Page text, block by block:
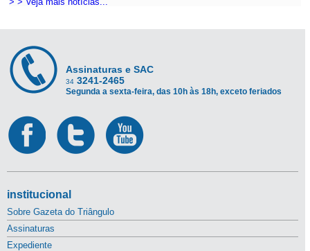
Assinaturas e SAC
34 3241-2465
Segunda a sexta-feira, das 10h às 18h, exceto feriados
institucional
Sobre Gazeta do Triângulo
Assinaturas
Expediente